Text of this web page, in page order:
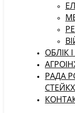
ОБЛІК
РАДА